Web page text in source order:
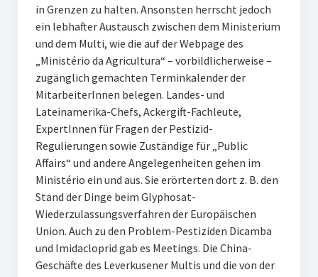
in Grenzen zu halten. Ansonsten herrscht jedoch
ein lebhafter Austausch zwischen dem Ministerium
und dem Multi, wie die auf der Webpage des
„Ministério da Agricultura“ – vorbildlicherweise –
zugänglich gemachten Terminkalender der
MitarbeiterInnen belegen. Landes- und
Lateinamerika-Chefs, Ackergift-Fachleute,
ExpertInnen für Fragen der Pestizid-
Regulierungen sowie Zuständige für „Public
Affairs“ und andere Angelegenheiten gehen im
Ministério ein und aus. Sie erörterten dort z. B. den
Stand der Dinge beim Glyphosat-
Wiederzulassungsverfahren der Europäischen
Union. Auch zu den Problem-Pestiziden Dicamba
und Imidacloprid gab es Meetings. Die China-
Geschäfte des Leverkusener Multis und die von der